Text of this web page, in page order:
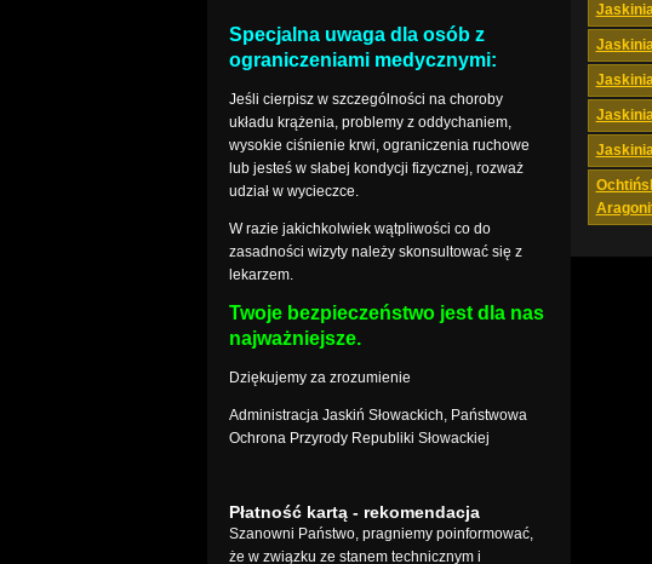
Specjalna uwaga dla osób z
ograniczeniami medycznymi:
Jeśli cierpisz w szczególności na choroby
układu krążenia, problemy z oddychaniem,
wysokie ciśnienie krwi, ograniczenia ruchowe
lub jesteś w słabej kondycji fizycznej, rozważ
udział w wycieczce.
W razie jakichkolwiek wątpliwości co do
zasadności wizyty należy skonsultować się z
lekarzem.
Twoje bezpieczeństwo jest dla nas
najważniejsze.
Dziękujemy za zrozumienie
Administracja Jaskiń Słowackich, Państwowa
Ochrona Przyrody Republiki Słowackiej
Płatność kartą - rekomendacja
Szanowni Państwo, pragniemy poinformować,
że w związku ze stanem technicznym i